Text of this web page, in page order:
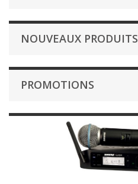
NOUVEAUX PRODUITS
PROMOTIONS